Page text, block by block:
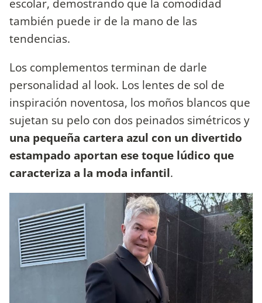
también puede ir de la mano de las
tendencias.
Los complementos terminan de darle
personalidad al look. Los lentes de sol de
inspiración noventosa, los moños blancos que
sujetan su pelo con dos peinados simétricos y
una pequeña cartera azul con un divertido
estampado aportan ese toque lúdico que
caracteriza a la moda infantil.